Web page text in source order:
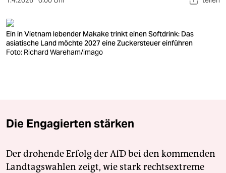
kultur
sport
berlin
verlag
veranstaltungen
Ein in Vietnam lebender Makake trinkt einen Softdrink: Das
asiatische Land möchte 2027 eine Zuckersteuer einführen
Foto: Richard Wareham/imago
Die Engagierten stärken
Der drohende Erfolg der AfD bei den kommenden
Landtagswahlen zeigt, wie stark rechtsextreme